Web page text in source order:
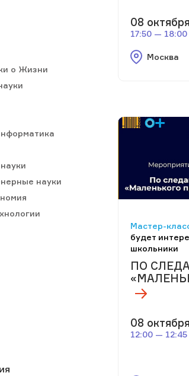
о Жизни
науки
08 октября
17:50 — 18:00
Москва
Мастер-
будет
школьники
ПО
08 октября
12:00 — 12:45